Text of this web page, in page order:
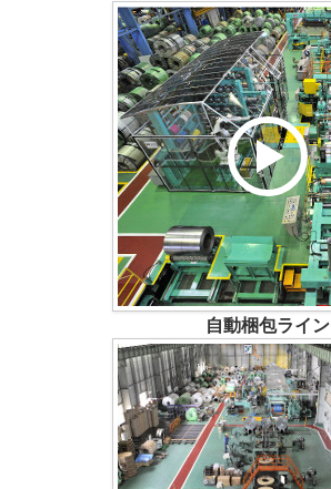
自動梱包ライン